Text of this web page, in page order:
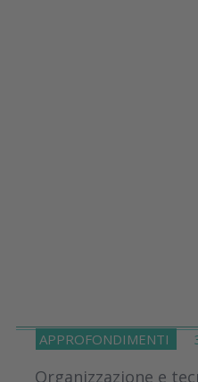
APPROFONDIMENTI
Organizzazione e